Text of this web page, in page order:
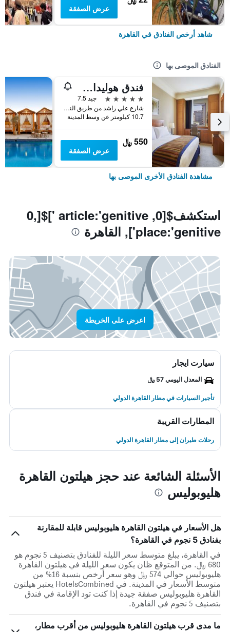
عرض الصفقة
شاهد أرخص الفنادق في القاهرة
الفنادق الموصى بها
فندق هوليداي إن سيتي ستارز، أحد الفنادق من مجموعة فنادق إنتركونتيننتال
5 نجوم
جيد 7.5
شارع علي راشد من طريق النصر, القاهرة, مصر
10.7 كيلومتر عن وسط المدينة
550 ﷼
عرض الصفقة
مشاهدة الفنادق الأخرى الموصى بها
استكشف$[0, article:'genitive ']$[0,
place:'genitive'], القاهرة
اعرض على الخريطة
سيارت ايجار
المعدل اليومي 57 ﷼
تأجير السيارات في مطار القاهرة الدولي
المطارات القريبة
رحلات طيران إلى مطار القاهرة الدولي
الأسئلة الشائعة عند حجز هيلتون القاهرة
هليوبوليس
هل الأسعار في هيلتون القاهرة هليوبوليس قابلة للمقارنة
بفنادق 5 نجوم في القاهرة؟
في القاهرة، يبلغ متوسط ​​سعر الليلة للفنادق بتصنيف 5 نجوم هو
680 ﷼. من المتوقع ظان يكون سعر الليلة في هيلتون القاهرة
هليوبوليس حوالي 574 ﷼ وهو سعر أرخص بنسبة 16% من
متوسط الأسعار في المدينة. في HotelsCombined يعتبر هيلتون
القاهرة هليوبوليس صفقة جيدة إذا كنت تود الإقامة في فندق
بتصنيف 5 نجوم في القاهرة.
ما مدى قرب هيلتون القاهرة هليوبوليس من أقرب مطار،